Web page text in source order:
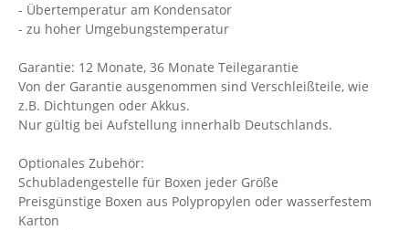
- Übertemperatur am Kondensator
- zu hoher Umgebungstemperatur
Garantie: 12 Monate, 36 Monate Teilegarantie
Von der Garantie ausgenommen sind Verschleißteile, wie
z.B. Dichtungen oder Akkus.
Nur gültig bei Aufstellung innerhalb Deutschlands.
Optionales Zubehör:
Schubladengestelle für Boxen jeder Größe
Preisgünstige Boxen aus Polypropylen oder wasserfestem
Karton